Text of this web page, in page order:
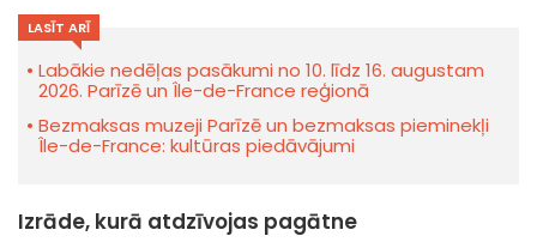
LASĪT ARĪ
Labākie nedēļas pasākumi no 10. līdz 16. augustam
2026. Parīzē un Île-de-France reģionā
Bezmaksas muzeji Parīzē un bezmaksas pieminekļi
Île-de-France: kultūras piedāvājumi
Izrāde, kurā atdzīvojas pagātne